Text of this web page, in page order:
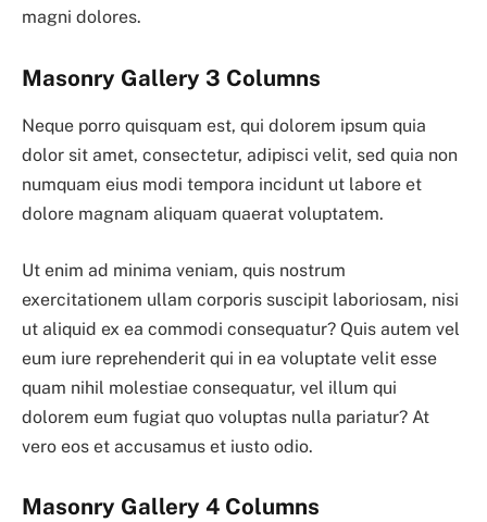
magni dolores.
Masonry Gallery 3 Columns
Neque porro quisquam est, qui dolorem ipsum quia
dolor sit amet, consectetur, adipisci velit, sed quia non
numquam eius modi tempora incidunt ut labore et
dolore magnam aliquam quaerat voluptatem.
Ut enim ad minima veniam, quis nostrum
exercitationem ullam corporis suscipit laboriosam, nisi
ut aliquid ex ea commodi consequatur? Quis autem vel
eum iure reprehenderit qui in ea voluptate velit esse
quam nihil molestiae consequatur, vel illum qui
dolorem eum fugiat quo voluptas nulla pariatur? At
vero eos et accusamus et iusto odio.
Masonry Gallery 4 Columns